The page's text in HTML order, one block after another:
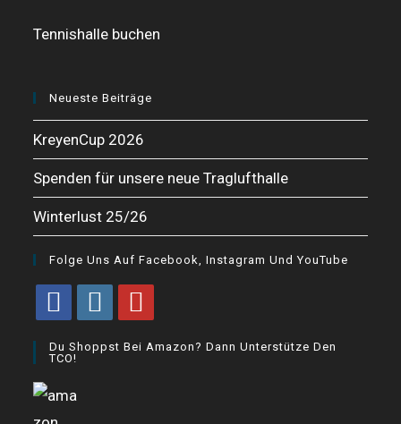
Tennishalle buchen
Neueste Beiträge
KreyenCup 2026
Spenden für unsere neue Traglufthalle
Winterlust 25/26
Folge Uns Auf Facebook, Instagram Und YouTube
new
tab
in
new
in
Du Shoppst Bei Amazon? Dann Unterstütze Den
TCO!